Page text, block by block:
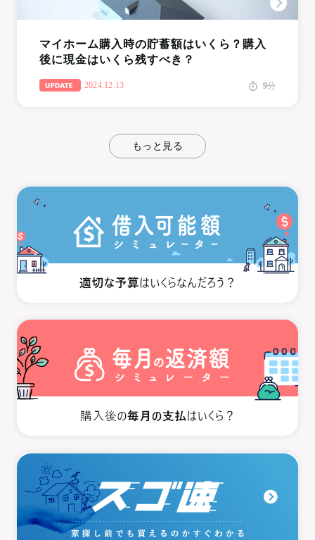
マイホーム購入時の貯蓄額はいくら？購入
後に現金はいくら残すべき？
2024.12.13 9分
もっと見る